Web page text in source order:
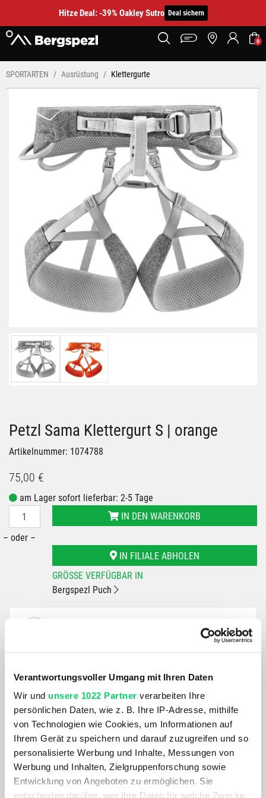
Verantwortungsvoller Umgang mit Ihren Daten
Wir und unsere 1022 Partner verarbeiten Ihre
persönlichen Daten, wie z. B. Ihre IP-Adresse, mithilfe
von Technologien wie Cookies, um Informationen auf
Ihrem Gerät zu speichern und darauf zuzugreifen und so
personalisierte Werbung und Inhalte, Messungen von
Werbung und Inhalten, Zielgruppenforschung sowie
Entwicklung von Angeboten zu ermöglichen. Sie
entscheiden darüber, wer Ihre Daten für welche Zwecke
Hitze Deal: -39% Oakley Sutro Deal sichern
0
SPORTARTEN Ausrüstung Klettergurte
Petzl Sama Klettergurt S | orange
Artikelnummer: 1074788
75,00 €
am Lager sofort lieferbar: 2-5 Tage
IN DEN WARENKORB
– oder –
IN FILIALE ABHOLEN
GRÖSSE VERFÜGBAR IN
Bergspezl Puch
BESCHREIBUNG
Der zum Sportklettern bestimmte SAMA-Gurt ist
komfortabel zum Klettern in der Halle und am Fels. Die
elastischen Beinschlaufen verrutschen nicht und der
flexible, vorne schmaler geschnittene Hüftgurt sorgt für